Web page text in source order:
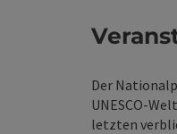
Der
UNESCO-
letzten